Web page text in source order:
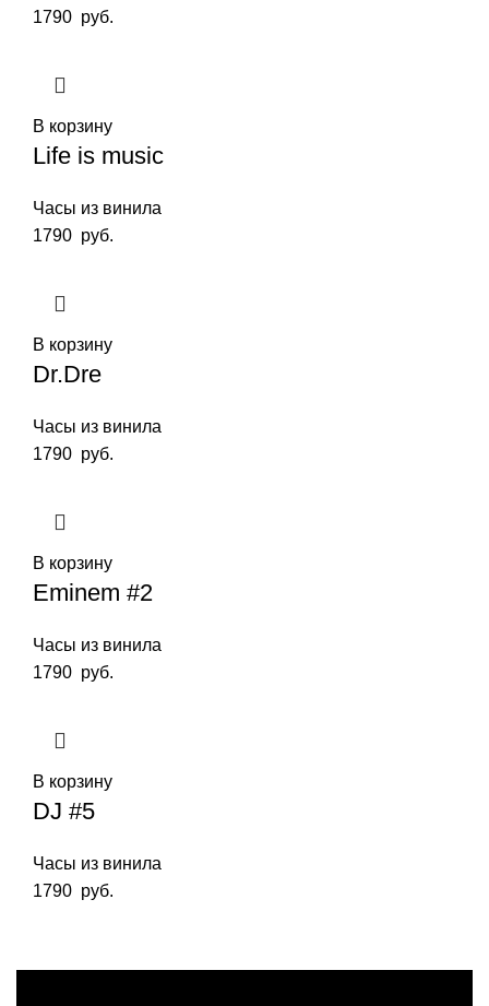
1790 руб.
В корзину
Life is music
Часы из винила
1790 руб.
В корзину
Dr.Dre
Часы из винила
1790 руб.
В корзину
Eminem #2
Часы из винила
1790 руб.
В корзину
DJ #5
Часы из винила
1790 руб.